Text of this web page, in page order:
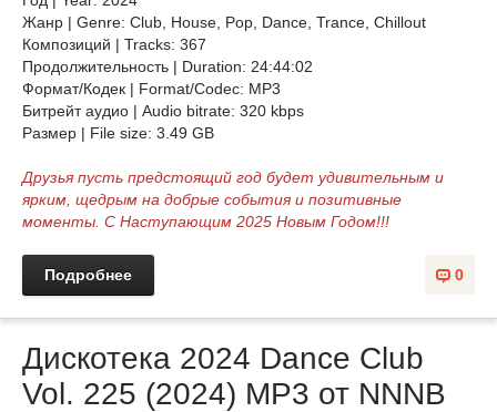
Жанр | Genre: Club, House, Pop, Dance, Trance, Chillоut
Композиций | Tracks: 367
Продолжительность | Duration: 24:44:02
Формат/Кодек | Format/Codec: MP3
Битрейт аудио | Audio bitrate: 320 kbps
Размер | File size: 3.49 GB
Друзья пусть предстоящий год будет удивительным и
ярким, щедрым на добрые события и позитивные
моменты. С Наступающим 2025 Новым Годом!!!
0
Подробнее
Дискотека 2024 Dance Club
Vol. 225 (2024) MP3 от NNNB